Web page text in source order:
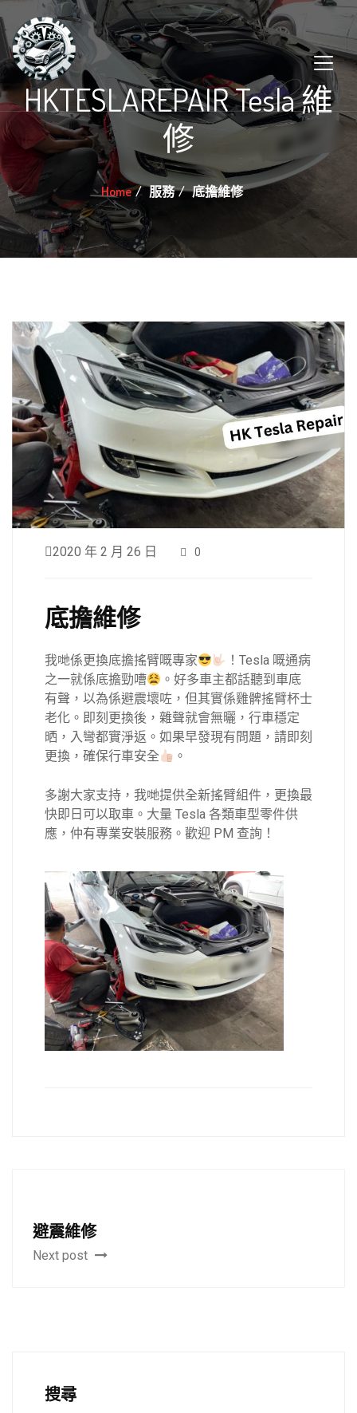
HKTESLAREPAIR Tesla 維
修
Home 服務 底擔維修
2020 年 2 月 26 日 0
底擔維修
我哋係更換底擔搖臂嘅專家
！Tesla 嘅通病
之一就係底擔勁嘈
。好多車主都話聽到車底
有聲，以為係避震壞咗，但其實係雞髀搖臂杯士
老化。即刻更換後，雜聲就會無曬，行車穩定
晒，入彎都實淨返。如果早發現有問題，請即刻
更換，確保行車安全
。
多謝大家支持，我哋提供全新搖臂組件，更換最
快即日可以取車。大量 Tesla 各類車型零件供
應，仲有專業安裝服務。歡迎 PM 查詢！
避震維修
Next post
搜尋